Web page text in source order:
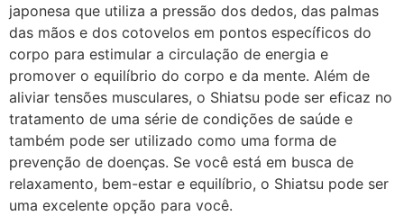
japonesa que utiliza a pressão dos dedos, das palmas
das mãos e dos cotovelos em pontos específicos do
corpo para estimular a circulação de energia e
promover o equilíbrio do corpo e da mente. Além de
aliviar tensões musculares, o Shiatsu pode ser eficaz no
tratamento de uma série de condições de saúde e
também pode ser utilizado como uma forma de
prevenção de doenças. Se você está em busca de
relaxamento, bem-estar e equilíbrio, o Shiatsu pode ser
uma excelente opção para você.